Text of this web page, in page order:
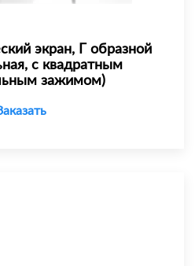
экран, Г образной
с квадратным
зажимом)